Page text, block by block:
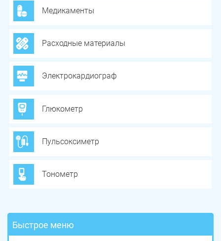
Медикаменты
Расходные материалы
Электрокардиограф
Глюкометр
Пульсоксиметр
Тонометр
Быстрое меню